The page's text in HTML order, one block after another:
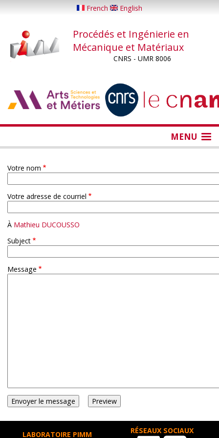
principal
French English
Procédés et Ingénierie en
Mécanique et Matériaux
CNRS - UMR 8006
MENU
Votre nom
Votre adresse de courriel
À Mathieu DUCOUSSO
Subject
Message
LABORATOIRE PIMM RÉSEAUX SOCIAUX